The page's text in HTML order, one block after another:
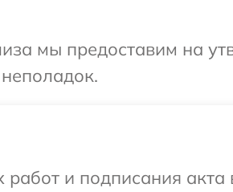
мы предоставим на
работ и подписания